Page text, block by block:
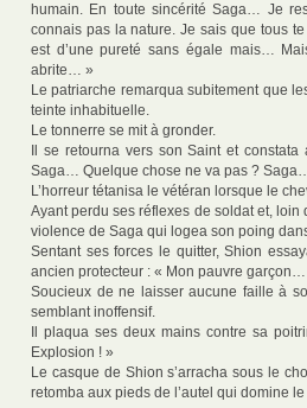
humain. En toute sincérité Saga… Je
connais pas la nature. Je sais que tous
est d’une pureté sans égale mais…
abrite… »
Le patriarche remarqua subitement que
teinte inhabituelle.
Le tonnerre se mit à gronder.
Il se retourna vers son Saint et
Saga… Quelque chose ne va pas ?
L’horreur tétanisa le vétéran lorsque le
Ayant perdu ses réflexes de soldat et, loin
violence de Saga qui logea son poing
Sentant ses forces le quitter, Shion
ancien protecteur : « Mon pauvre
Soucieux de ne laisser aucune faille à
semblant inoffensif.
Il plaqua ses deux mains contre sa
Explosion ! »
Le casque de Shion s’arracha sous le
retomba aux pieds de l’autel qui domine